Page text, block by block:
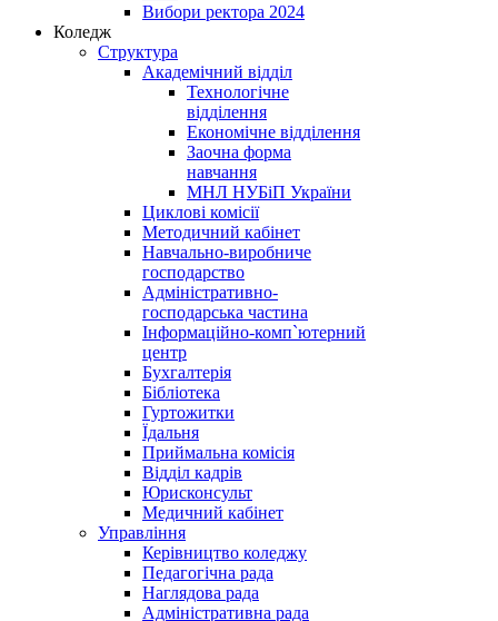
Вибори ректора 2024
Коледж
Структура
Академічний відділ
Технологічне
відділення
Економічне відділення
Заочна форма
навчання
МНЛ НУБіП України
Циклові комісії
Методичний кабінет
Навчально-виробниче
господарство
Адміністративно-
господарська частина
Інформаційно-комп`ютерний
центр
Бухгалтерія
Бібліотека
Гуртожитки
Їдальня
Приймальна комісія
Відділ кадрів
Юрисконсульт
Медичний кабінет
Управління
Керівництво коледжу
Педагогічна рада
Наглядова рада
Адміністративна рада